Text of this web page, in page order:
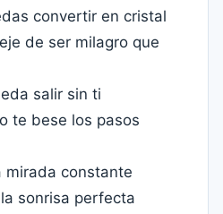
convertir en cristal
de ser milagro que
salir sin ti
te bese los pasos
mirada constante
sonrisa perfecta